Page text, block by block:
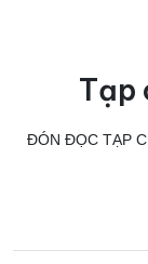
Tạp
ĐÓN ĐỌC TẠP